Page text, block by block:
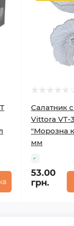
Салатник
Vittora VT-
"Морозна
мм
53.00
грн.